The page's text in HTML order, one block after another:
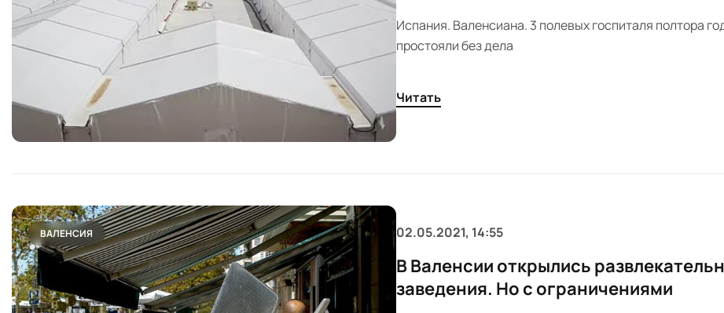
Испания. Валенсиана. 3 полевых госпиталя полтора
простояли без дела
Читать
ВАЛЕНСИЯ 02.05.2021, 14:55
В Валенсии открылись
заведения. Но с ограничениями